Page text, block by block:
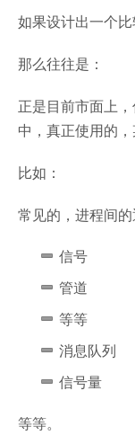
如果设计出一个
那么往往是：
正是目前市面上
中，真正使用的
比如：
常见的，进程间
信号
管道
等等
消息队列
信号量
等等。